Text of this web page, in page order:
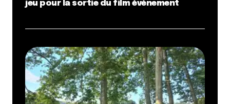
jeu pour la sortie du film événement